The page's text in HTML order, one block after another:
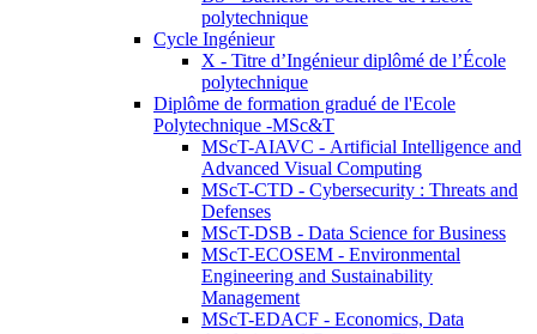
polytechnique
Cycle Ingénieur
X - Titre d’Ingénieur diplômé de l’École
polytechnique
Diplôme de formation gradué de l'Ecole
Polytechnique -MSc&T
MScT-AIAVC - Artificial Intelligence and
Advanced Visual Computing
MScT-CTD - Cybersecurity : Threats and
Defenses
MScT-DSB - Data Science for Business
MScT-ECOSEM - Environmental
Engineering and Sustainability
Management
MScT-EDACF - Economics, Data